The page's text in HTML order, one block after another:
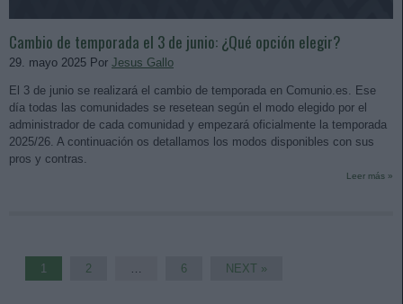
Cambio de temporada el 3 de junio: ¿Qué opción elegir?
29. mayo 2025 Por Jesus Gallo
El 3 de junio se realizará el cambio de temporada en Comunio.es. Ese
día todas las comunidades se resetean según el modo elegido por el
administrador de cada comunidad y empezará oficialmente la temporada
2025/26. A continuación os detallamos los modos disponibles con sus
pros y contras.
Leer más »
1 2 6 NEXT »